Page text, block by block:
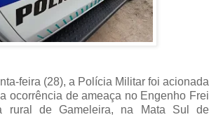
feira (28), a Polícia Militar foi acionada
ocorrência de ameaça no Engenho Frei
rural de Gameleira, na Mata Sul de